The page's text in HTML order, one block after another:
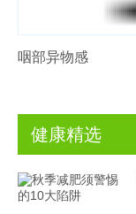
咽部异物感
健康精选